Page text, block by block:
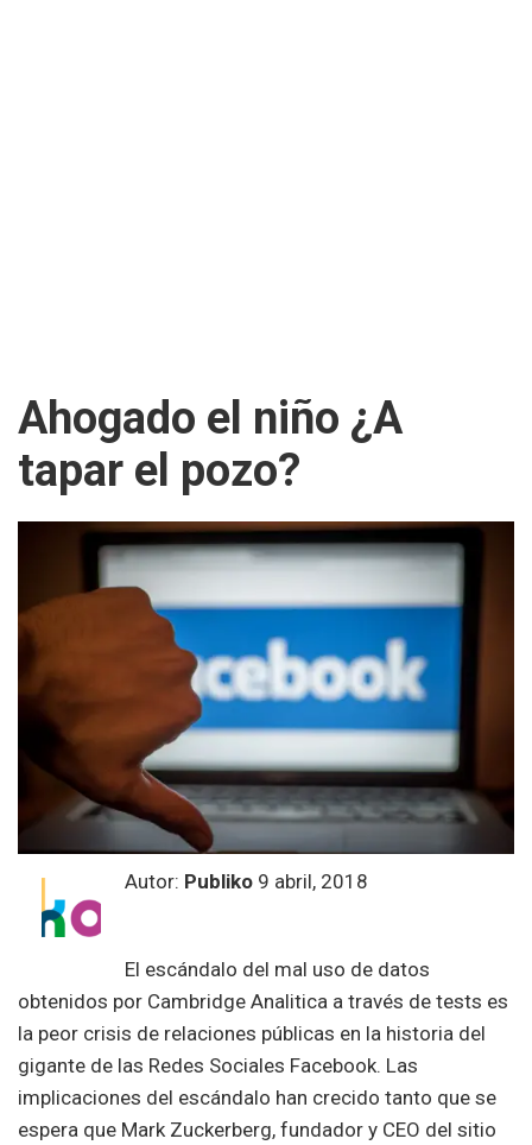
Ahogado el niño ¿A
tapar el pozo?
Autor: Publiko 9 abril, 2018
El escándalo del mal uso de datos
obtenidos por Cambridge Analitica a través de tests es
la peor crisis de relaciones públicas en la historia del
gigante de las Redes Sociales Facebook. Las
implicaciones del escándalo han crecido tanto que se
espera que Mark Zuckerberg, fundador y CEO del sitio